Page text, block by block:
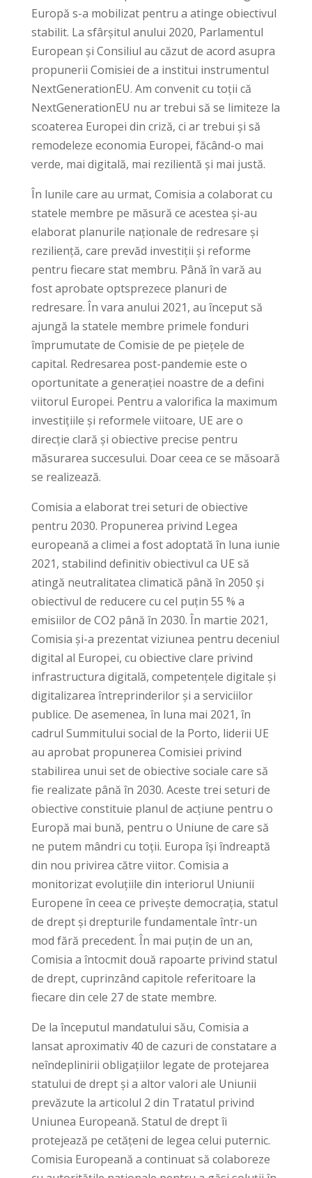
Europă s-a mobilizat pentru a atinge obiectivul
stabilit. La sfârșitul anului 2020, Parlamentul
European și Consiliul au căzut de acord asupra
propunerii Comisiei de a institui instrumentul
NextGenerationEU. Am convenit cu toții că
NextGenerationEU nu ar trebui să se limiteze la
scoaterea Europei din criză, ci ar trebui și să
remodeleze economia Europei, făcând-o mai
verde, mai digitală, mai rezilientă și mai justă.
În lunile care au urmat, Comisia a colaborat cu
statele membre pe măsură ce acestea și-au
elaborat planurile naționale de redresare și
reziliență, care prevăd investiții și reforme
pentru fiecare stat membru. Până în vară au
fost aprobate optsprezece planuri de
redresare. În vara anului 2021, au început să
ajungă la statele membre primele fonduri
împrumutate de Comisie de pe piețele de
capital. Redresarea post-pandemie este o
oportunitate a generației noastre de a defini
viitorul Europei. Pentru a valorifica la maximum
investițiile și reformele viitoare, UE are o
direcție clară și obiective precise pentru
măsurarea succesului. Doar ceea ce se măsoară
se realizează.
Comisia a elaborat trei seturi de obiective
pentru 2030. Propunerea privind Legea
europeană a climei a fost adoptată în luna iunie
2021, stabilind definitiv obiectivul ca UE să
atingă neutralitatea climatică până în 2050 și
obiectivul de reducere cu cel puțin 55 % a
emisiilor de CO2 până în 2030. În martie 2021,
Comisia și-a prezentat viziunea pentru deceniul
digital al Europei, cu obiective clare privind
infrastructura digitală, competențele digitale și
digitalizarea întreprinderilor și a serviciilor
publice. De asemenea, în luna mai 2021, în
cadrul Summitului social de la Porto, liderii UE
au aprobat propunerea Comisiei privind
stabilirea unui set de obiective sociale care să
fie realizate până în 2030. Aceste trei seturi de
obiective constituie planul de acțiune pentru o
Europă mai bună, pentru o Uniune de care să
ne putem mândri cu toții. Europa își îndreaptă
din nou privirea către viitor. Comisia a
monitorizat evoluțiile din interiorul Uniunii
Europene în ceea ce privește democrația, statul
de drept și drepturile fundamentale într-un
mod fără precedent. În mai puțin de un an,
Comisia a întocmit două rapoarte privind statul
de drept, cuprinzând capitole referitoare la
fiecare din cele 27 de state membre.
De la începutul mandatului său, Comisia a
lansat aproximativ 40 de cazuri de constatare a
neîndeplinirii obligațiilor legate de protejarea
statului de drept și a altor valori ale Uniunii
prevăzute la articolul 2 din Tratatul privind
Uniunea Europeană. Statul de drept îi
protejează pe cetățeni de legea celui puternic.
Comisia Europeană a continuat să colaboreze